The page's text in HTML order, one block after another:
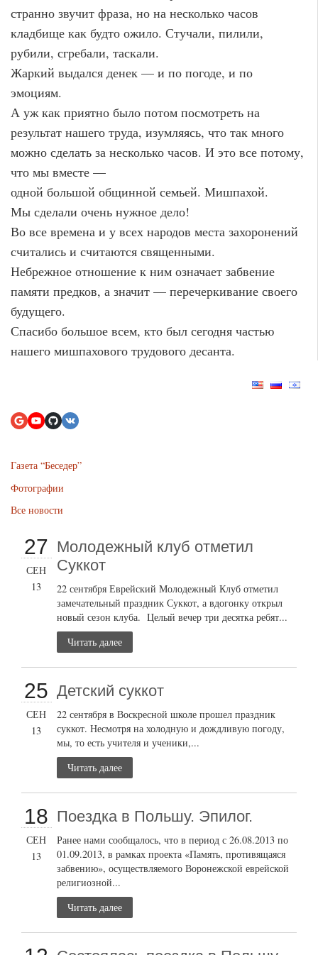
странно звучит фраза, но на несколько часов
кладбище как будто ожило. Стучали, пилили,
рубили, сгребали, таскали.
Жаркий выдался денек — и по погоде, и по
эмоциям.
А уж как приятно было потом посмотреть на
результат нашего труда, изумляясь, что так много
можно сделать за несколько часов. И это все потому,
что мы вместе —
одной большой общинной семьей. Мишпахой.
Мы сделали очень нужное дело!
Во все времена и у всех народов места захоронений
считались и считаются священными.
Небрежное отношение к ним означает забвение
памяти предков, а значит — перечеркивание своего
будущего.
Спасибо большое всем, кто был сегодня частью
нашего мишпахового трудового десанта.
Газета “Беседер”
Фотографии
Все новости
27
СЕН
13
Молодежный клуб отметил
Суккот
22 сентября Еврейский Молодежный Клуб отметил
замечательный праздник Суккот, а вдогонку открыл
новый сезон клуба. Целый вечер три десятка ребят...
Читать далее
25
СЕН
13
Детский суккот
22 сентября в Воскресной школе прошел праздник
суккот. Несмотря на холодную и дождливую погоду,
мы, то есть учителя и ученики,...
Читать далее
18
СЕН
13
Поездка в Польшу. Эпилог.
Ранее нами сообщалось, что в период с 26.08.2013 по
01.09.2013, в рамках проекта «Память, противящаяся
забвению», осуществляемого Воронежской еврейской
религиозной...
Читать далее